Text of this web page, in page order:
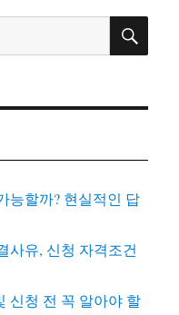
검
능할까? 현실적인 답
사유, 신청 자격조건
신청 전 꼭 알아야 할